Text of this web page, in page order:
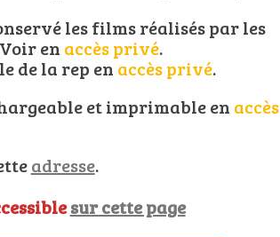
les films réalisés par les
en accès privé.
de la rep en accès privé.
et imprimable en accès
adresse.
sur cette page